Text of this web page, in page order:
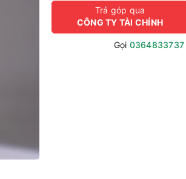
Trả góp qua
CÔNG TY TÀI CHÍNH
Gọi 0364833737